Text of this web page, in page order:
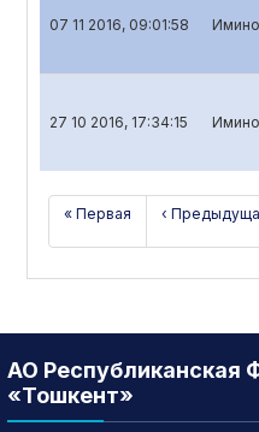
07 11 2016, 09:01:58
27 10 2016, 17:34:15
« Первая ‹
АО Республиканская
«Тошкент»